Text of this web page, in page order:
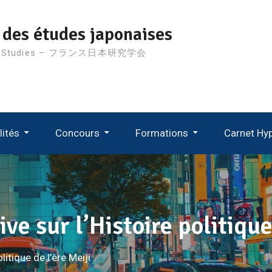
études japonaises
– フランス日本研究学会
Concours Formations Carnet
sur l’Histoire
de l’ère Meiji